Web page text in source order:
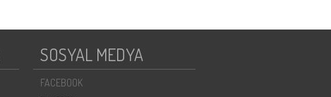
SOSYAL MEDYA
FACEBOOK